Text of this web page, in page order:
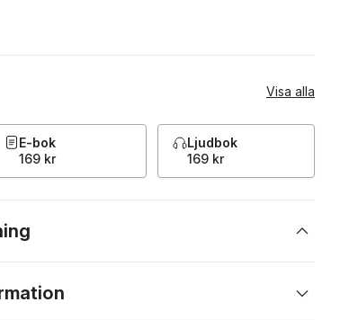
Visa alla
E-bok
169 kr
Ljudbok
169 kr